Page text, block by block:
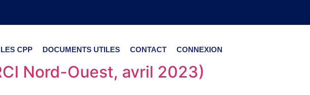
LES CPP DOCUMENTS UTILES CONTACT CONNEXION
Nord-Ouest, avril 2023)